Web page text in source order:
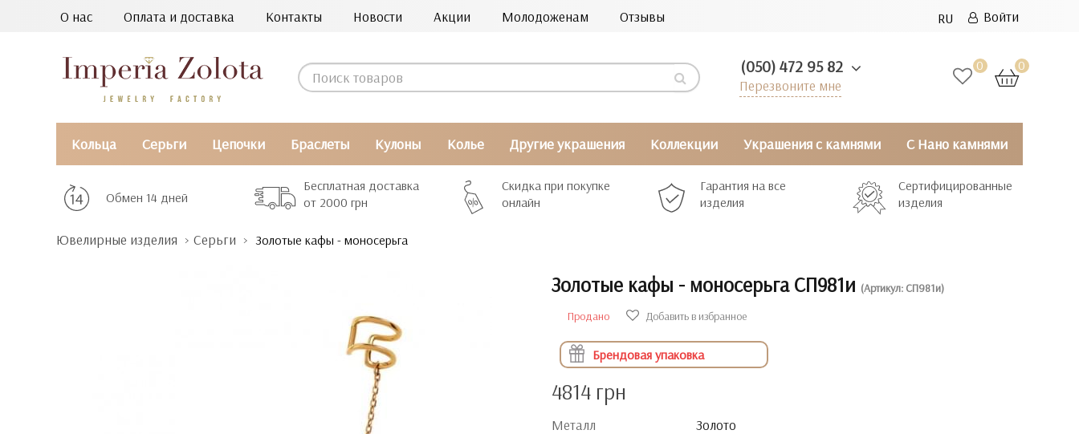
О нас Оплата и доставка Контакты Новости Акции Молодоженам Отзывы RU Войти
0 0
(050) 472 95 82
Перезвоните мне
Кольца Серьги Цепочки Браслеты Кулоны Колье Другие украшения Коллекции Украшения с камнями С Нано камнями
Обмен 14 дней
Бесплатная доставка
от 2000 грн
Скидка при покупке
онлайн
Гарантия на все
изделия
Сертифицированные
изделия
Ювелирные изделия Серьги Золотые кафы - моносерьга
Золотые кафы - моносерьга СП981и (Артикул: СП981и)
Продано
Добавить в избранное
Брендовая упаковка
4814 грн
Металл
Золото